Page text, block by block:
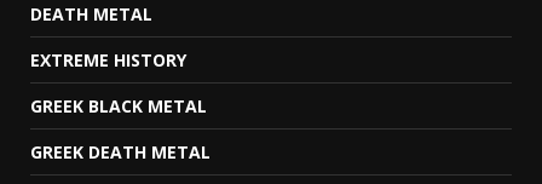
DEATH METAL
EXTREME HISTORY
GREEK BLACK METAL
GREEK DEATH METAL